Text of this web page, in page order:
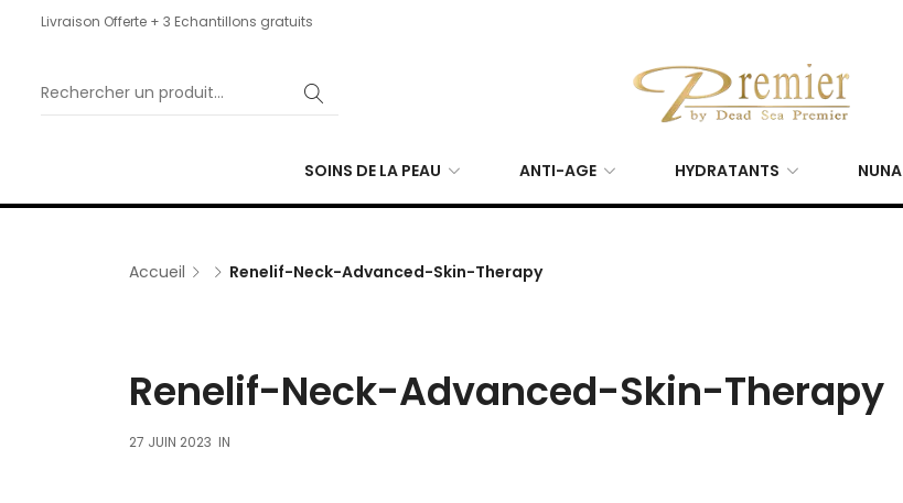
Livraison Offerte + 3 Echantillons gratuits
SOINS DE LA PEAU ANTI-AGE HYDRATANTS NUNA
Accueil Renelif-Neck-Advanced-Skin-Therapy
Renelif-Neck-Advanced-Skin-Therapy
27 JUIN 2023 IN